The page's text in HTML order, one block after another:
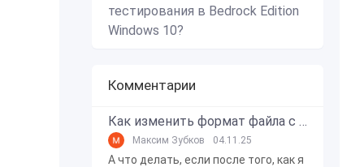
тестирования в Bedrock Edition
Windows 10?
Комментарии
Как изменить формат файла с zip в mcworld?
Максим Зубков 04.11.25
А что делать, если после того, как я